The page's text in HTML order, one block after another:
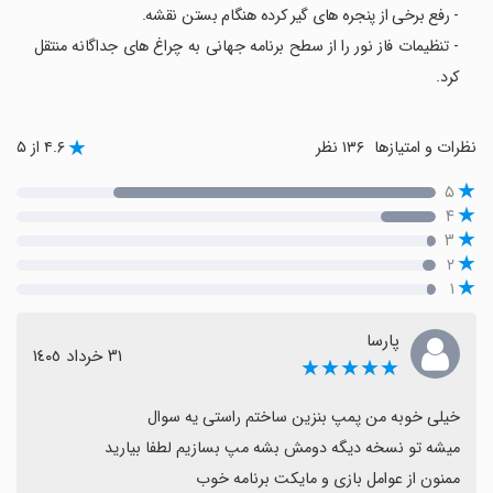
- رفع برخی از پنجره های گیر کرده هنگام بستن نقشه.
- تنظیمات فاز نور را از سطح برنامه جهانی به چراغ های جداگانه منتقل
کرد.
نظرات و امتیازها ۴.۶ از ۵
۵
۴
۳
۲
۱
پارسا
★★★★★ ٣١ خرداد ١٤٠٥
ممنون از عوامل بازی و مایکت برنامه خوب